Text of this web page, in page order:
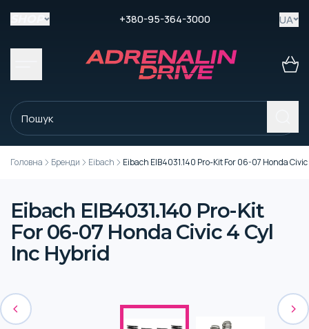
+380-95-364-3000 UA
Головна Бренди Eibach Eibach EIB4031.140 Pro-Kit For 06-07 Honda
Eibach EIB4031.140 Pro-Kit
For 06-07 Honda Civic 4 Cyl
Inc Hybrid